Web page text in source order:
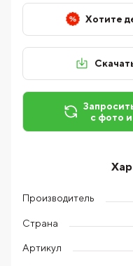
Хотите
с фото
Производитель
Страна
Артикул